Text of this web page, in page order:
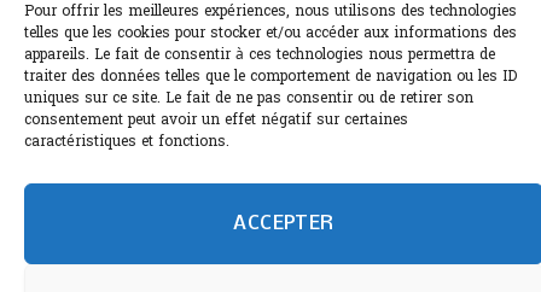
Pour offrir les meilleures expériences, nous utilisons des technologies
telles que les cookies pour stocker et/ou accéder aux informations des
appareils. Le fait de consentir à ces technologies nous permettra de
traiter des données telles que le comportement de navigation ou les ID
uniques sur ce site. Le fait de ne pas consentir ou de retirer son
consentement peut avoir un effet négatif sur certaines
caractéristiques et fonctions.
ACCEPTER
Sélection de rosés 2026
L'abus d'alcool est dangereux pour la santé.
humain et 0% IA de Paris Bistro Editions - SARL de Presse -
Informations légales etRGPD